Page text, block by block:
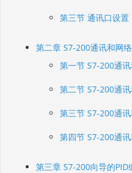
第三节 通讯口设置
第二章 S7-200通讯和网络
第一节 S7-200通
第二节 S7-200通
第三节 S7-200通
第四节 S7-200通
第三章 S7-200向导的PID